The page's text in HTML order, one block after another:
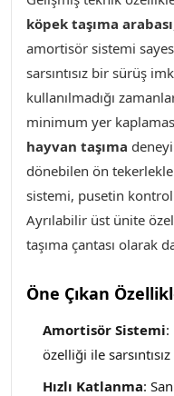
köpek taşıma arabası
amortisör sistemi
sarsıntısız bir sürüş
kullanılmadığı
minimum yer
hayvan taşıma
dönebilen ön
sistemi, pusetin
Ayrılabilir üst ünite
taşıma çantası olarak
Öne Çıkan
Amortisör Sistemi:
özelliği ile
Hızlı Katlanma: